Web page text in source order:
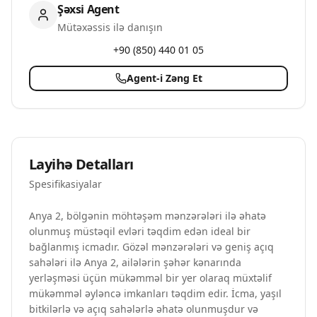
Şəxsi Agent
Mütəxəssis ilə danışın
+90 (850) 440 01 05
Agent-i Zəng Et
Layihə Detalları
Spesifikasiyalar
Anya 2, bölgənin möhtəşəm mənzərələri ilə əhatə
olunmuş müstəqil evləri təqdim edən ideal bir
bağlanmış icmadır. Gözəl mənzərələri və geniş açıq
sahələri ilə Anya 2, ailələrin şəhər kənarında
yerləşməsi üçün mükəmməl bir yer olaraq müxtəlif
mükəmməl əyləncə imkanları təqdim edir. İcma, yaşıl
bitkilərlə və açıq sahələrlə əhatə olunmuşdur və